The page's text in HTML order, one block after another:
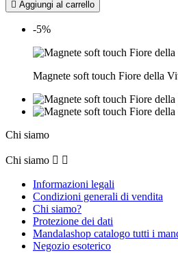
 Aggiungi al carrello
-5%
Magnete soft touch Fiore della
Chi siamo
Chi siamo  
Informazioni legali
Condizioni generali di vendita
Chi siamo?
Protezione dei dati
Mandalashop catalogo tutti i
Negozio esoterico